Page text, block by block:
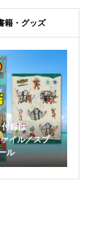
籍・グッズ
録は
イル／スプ
ル